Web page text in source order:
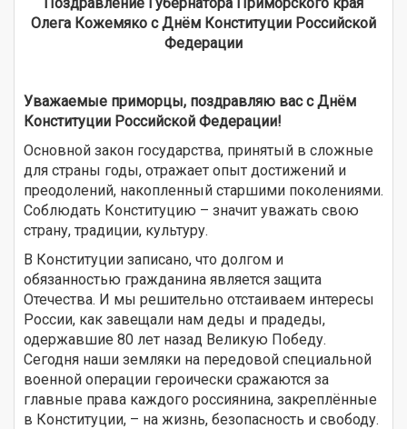
Олега Кожемяко с Днём Конституции Российской
Федерации
Уважаемые приморцы, поздравляю вас с Днём
Конституции Российской Федерации!
Основной закон государства, принятый в сложные
для страны годы, отражает опыт достижений и
преодолений, накопленный старшими поколениями.
Соблюдать Конституцию – значит уважать свою
страну, традиции, культуру.
В Конституции записано, что долгом и
обязанностью гражданина является защита
Отечества. И мы решительно отстаиваем интересы
России, как завещали нам деды и прадеды,
одержавшие 80 лет назад Великую Победу.
Сегодня наши земляки на передовой специальной
военной операции героически сражаются за
главные права каждого россиянина, закреплённые
в Конституции, – на жизнь, безопасность и свободу.